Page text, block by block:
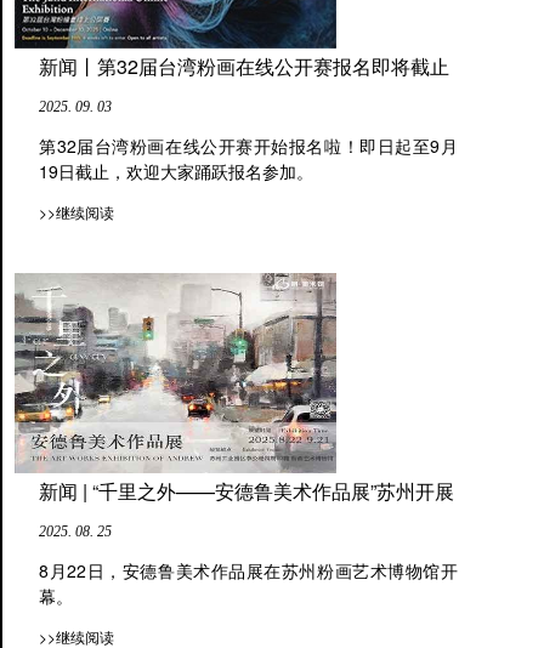
新闻丨第32届台湾粉画在线公开赛报名即将截止
2025. 09. 03
第32届台湾粉画在线公开赛开始报名啦！即日起至9月
19日截止，欢迎大家踊跃报名参加。
>>继续阅读
新闻 | “千里之外——安德鲁美术作品展”苏州开展
2025. 08. 25
8月22日，安德鲁美术作品展在苏州粉画艺术博物馆开
幕。
>>继续阅读